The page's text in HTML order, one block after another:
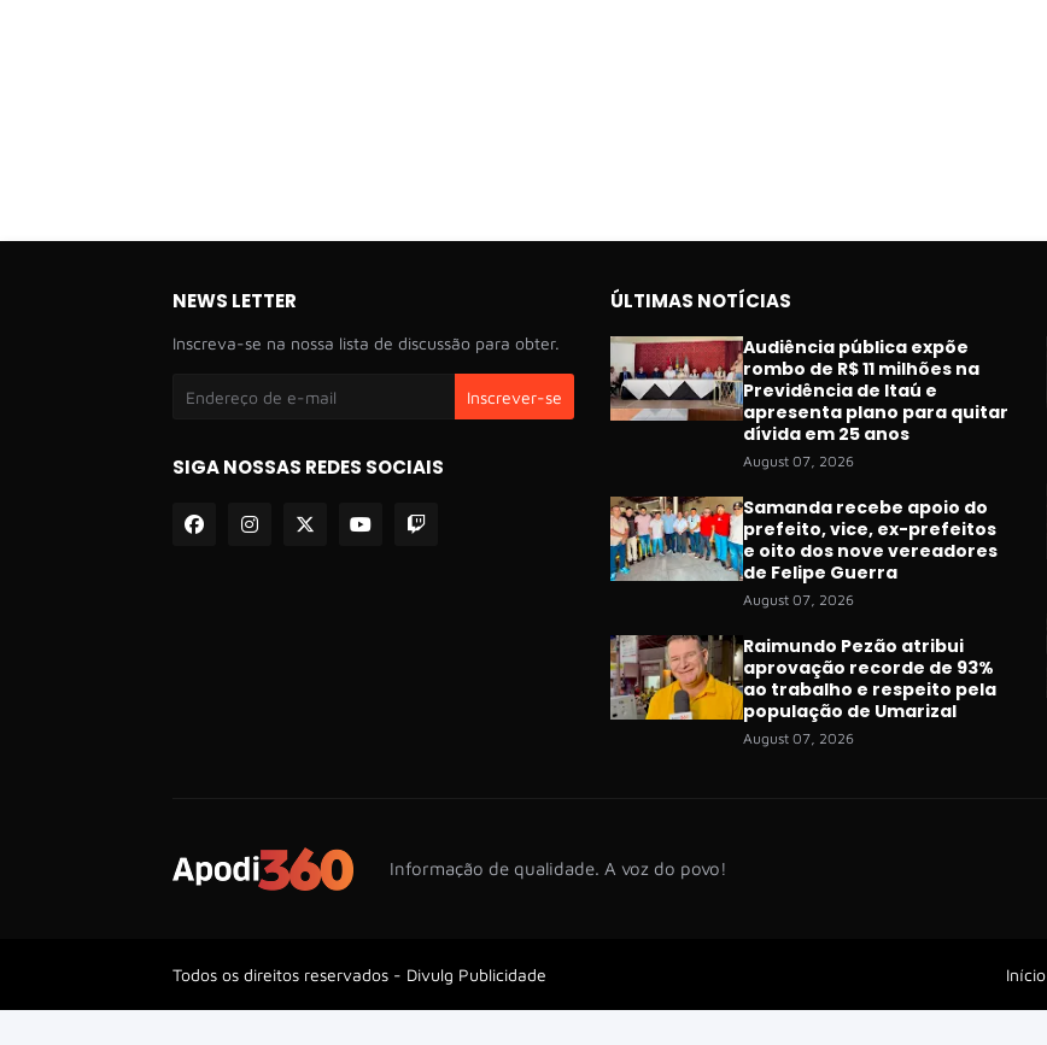
NEWS LETTER
Inscreva-se na nossa lista de discussão para obter.
SIGA NOSSAS REDES SOCIAIS
ÚLTIMAS NOTÍCIAS
Audiência pública expõe
rombo de R$ 11 milhões na
Previdência de Itaú e
apresenta plano para quitar
dívida em 25 anos
August 07, 2026
Samanda recebe apoio do
prefeito, vice, ex-prefeitos
e oito dos nove vereadores
de Felipe Guerra
August 07, 2026
Raimundo Pezão atribui
aprovação recorde de 93%
ao trabalho e respeito pela
população de Umarizal
August 07, 2026
Informação de qualidade. A voz do povo!
Todos os direitos reservados - Divulg Publicidade Início